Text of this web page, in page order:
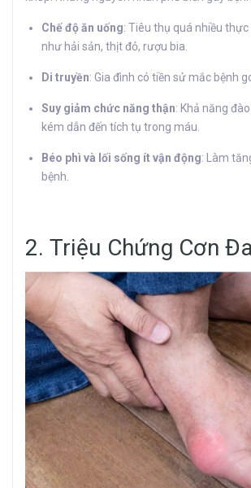
Chế độ ăn uống: Tiêu thụ quá nhiều
như hải sản, thịt đỏ, rượu bia.
Di truyền: Gia đình có tiền sử mắc bệnh
Suy giảm chức năng thận: Khả năng
kém dẫn đến tích tụ trong máu.
Béo phì và lối sống ít vận động: Làm
bệnh.
2. Triệu Chứng Cơn